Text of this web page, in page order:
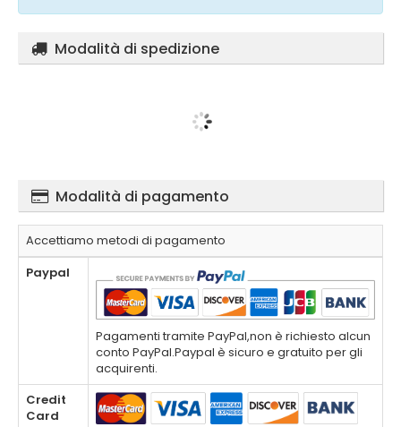
Modalità di spedizione
Modalità di pagamento
Accettiamo metodi di pagamento
Paypal
Pagamenti tramite PayPal,non è richiesto alcun
conto PayPal.Paypal è sicuro e gratuito per gli
acquirenti.
Credit
Card